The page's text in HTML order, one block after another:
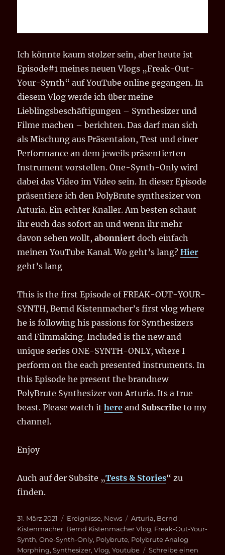
Ich könnte kaum stolzer sein, aber heute ist
Episode#1 meines neuen Vlogs „Freak-Out-
Your-Synth“ auf YouTube online gegangen. In
diesem Vlog werde ich über meine
Lieblingsbeschäftigungen – Synthesizer und
Filme machen – berichten. Das darf man sich
als Mischung aus Präsentaion, Test und einer
Performance an dem jeweils präsentierten
Instrument vorstellen. One-Synth-Only wird
dabei das Video im Video sein. In dieser Episode
präsentiere ich den PolyBrute synthesizer von
Arturia. Ein echter Knaller. Am besten schaut
ihr euch das sofort an und wenn ihr mehr
davon sehen wollt,abonniert doch einfach
meinen YouTube Kanal. Wo geht’s lang?Hier
geht’s lang
This is the first Episode of FREAK-OUT-YOUR-
SYNTH, Bernd Kistenmacher’s first vlog where
he is following his passions for Synthesizers
and Filmmaking. Included is the new and
unique series ONE-SYNTH-ONLY, where I
perform on the each presented instruments. In
this Episode he present the brandnew
PolyBrute Synthesizer von Arturia. Its a true
beast. Please watch ithere and Subscribe to my
channel.
Enjoy
Auch auf der Subsite „Tests & Stories“ zu
finden.
Veröffentlicht
am
31. März 2021 Kategorien
Ereignisse, News Schlagwörter
Arturia, Bernd
Kistenmacher, Bernd Kistenmacher Vlog, Freak-Out-Your-
Synth,One-Synth-Only, Polybrute, Polybrute Analog
Morphing,Synthesizer,Vlog,Youtube
Schreibe einen